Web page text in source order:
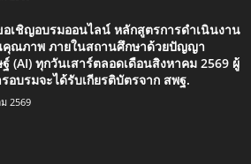
เชิญอบรมออนไลน์ หลักสูตรการดำเนินงาน
คุณภาพ ภายในสถานศึกษาด้วยปัญญา
(AI) ทุกวันเสาร์ตลอดเดือนสิงหาคม 2569 ผู้
อบรมจะได้รับเกียรติบัตรจาก สพฐ.
2569